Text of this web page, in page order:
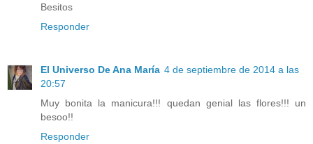
Besitos
Responder
El Universo De Ana María 4 de septiembre de 2014 a las
20:57
Muy bonita la manicura!!! quedan genial las flores!!! un
besoo!!
Responder